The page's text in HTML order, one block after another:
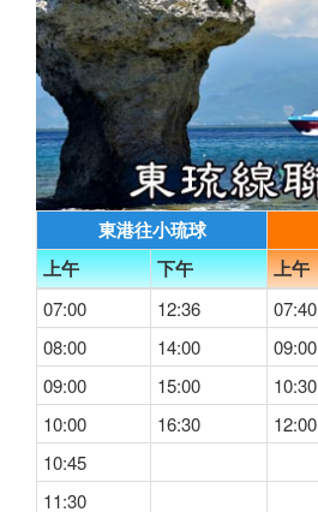
東港往小琉球
上午
下午 上午
07:00 12:36 07:40
08:00
14:00 09:00
09:00
15:00 10:30
10:00
16:30 12:00
10:45
11:30